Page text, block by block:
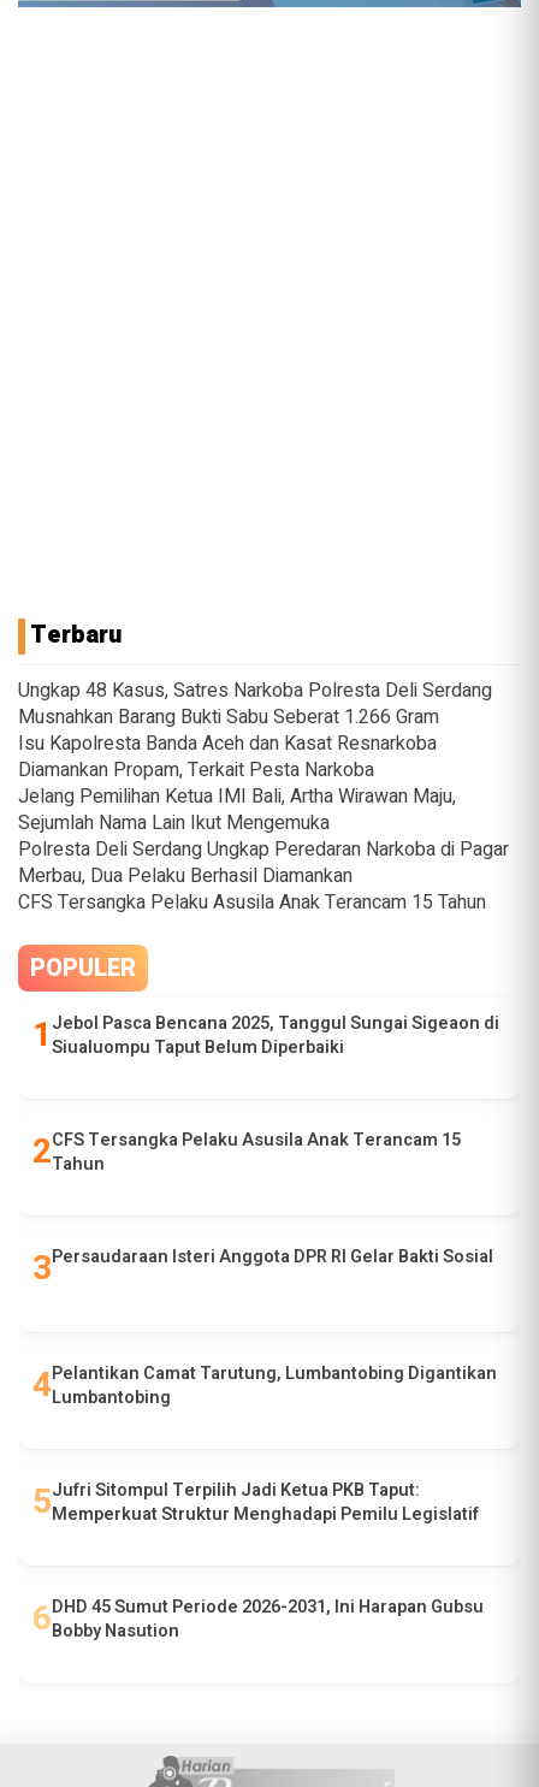
Terbaru
Ungkap 48 Kasus, Satres Narkoba Polresta Deli Serdang
Musnahkan Barang Bukti Sabu Seberat 1.266 Gram
Isu Kapolresta Banda Aceh dan Kasat Resnarkoba
Diamankan Propam, Terkait Pesta Narkoba
Jelang Pemilihan Ketua IMI Bali, Artha Wirawan Maju,
Sejumlah Nama Lain Ikut Mengemuka
Polresta Deli Serdang Ungkap Peredaran Narkoba di Pagar
Merbau, Dua Pelaku Berhasil Diamankan
CFS Tersangka Pelaku Asusila Anak Terancam 15 Tahun
POPULER
Jebol Pasca Bencana 2025, Tanggul Sungai Sigeaon di
Siualuompu Taput Belum Diperbaiki
CFS Tersangka Pelaku Asusila Anak Terancam 15
Tahun
Persaudaraan Isteri Anggota DPR RI Gelar Bakti Sosial
Pelantikan Camat Tarutung, Lumbantobing Digantikan
Lumbantobing
Jufri Sitompul Terpilih Jadi Ketua PKB Taput:
Memperkuat Struktur Menghadapi Pemilu Legislatif
DHD 45 Sumut Periode 2026-2031, Ini Harapan Gubsu
Bobby Nasution